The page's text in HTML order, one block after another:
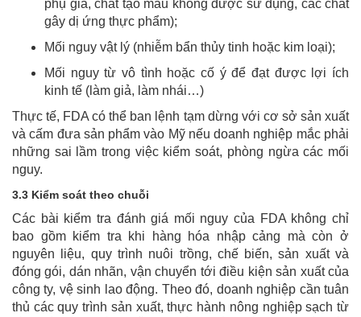
phụ gia, chất tạo màu không được sử dụng, các chất
gây dị ứng thực phẩm);
Mối nguy vật lý (nhiễm bẩn thủy tinh hoặc kim loại);
Mối nguy từ vô tình hoặc cố ý để đạt được lợi ích
kinh tế (làm giả, làm nhái…)
Thực tế, FDA có thể ban lệnh tạm dừng với cơ sở sản xuất
và cấm đưa sản phẩm vào Mỹ nếu doanh nghiệp mắc phải
những sai lầm trong việc kiểm soát, phòng ngừa các mối
nguy.
3.3 Kiểm soát theo chuỗi
Các bài kiểm tra đánh giá mối nguy của FDA không chỉ
bao gồm kiểm tra khi hàng hóa nhập cảng mà còn ở
nguyên liệu, quy trình nuôi trồng, chế biến, sản xuất và
đóng gói, dán nhãn, vận chuyển tới điều kiện sản xuất của
công ty, vệ sinh lao động. Theo đó, doanh nghiệp cần tuân
thủ các quy trình sản xuất, thực hành nông nghiệp sạch từ